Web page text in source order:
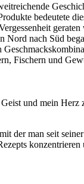
bedeutete
nach Süd
Fischern und
und mein Herz
der man seit